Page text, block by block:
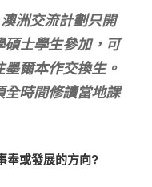
洲交流計劃只開
士學生參加，可
爾本作交換生。
時間修讀當地課
奉或發展的方向?